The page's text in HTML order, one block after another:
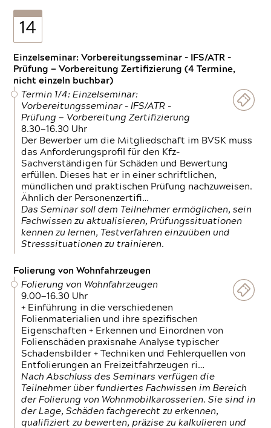
14
Einzelseminar: Vorbereitungsseminar - IFS/ATR -
Prüfung — Vorbereitung Zertifizierung (4 Termine,
nicht einzeln buchbar)
Termin 1/4: Einzelseminar:
Vorbereitungsseminar - IFS/ATR -
Prüfung — Vorbereitung Zertifizierung
8.30—16.30 Uhr
Der Bewerber um die Mitgliedschaft im BVSK muss
das Anforderungsprofil für den Kfz-
Sachverständigen für Schäden und Bewertung
erfüllen. Dieses hat er in einer schriftlichen,
mündlichen und praktischen Prüfung nachzuweisen.
Ähnlich der Personenzertifi…
Das Seminar soll dem Teilnehmer ermöglichen, sein
Fachwissen zu aktualisieren, Prüfungssituationen
kennen zu lernen, Testverfahren einzuüben und
Stresssituationen zu trainieren.
Folierung von Wohnfahrzeugen
Folierung von Wohnfahrzeugen
9.00—16.30 Uhr
+ Einführung in die verschiedenen
Folienmaterialien und ihre spezifischen
Eigenschaften + Erkennen und Einordnen von
Folienschäden praxisnahe Analyse typischer
Schadensbilder + Techniken und Fehlerquellen von
Entfolierungen an Freizeitfahrzeugen ri…
Nach Abschluss des Seminars verfügen die
Teilnehmer über fundiertes Fachwissen im Bereich
der Folierung von Wohnmobilkarosserien. Sie sind in
der Lage, Schäden fachgerecht zu erkennen,
qualifiziert zu bewerten, präzise zu kalkulieren und